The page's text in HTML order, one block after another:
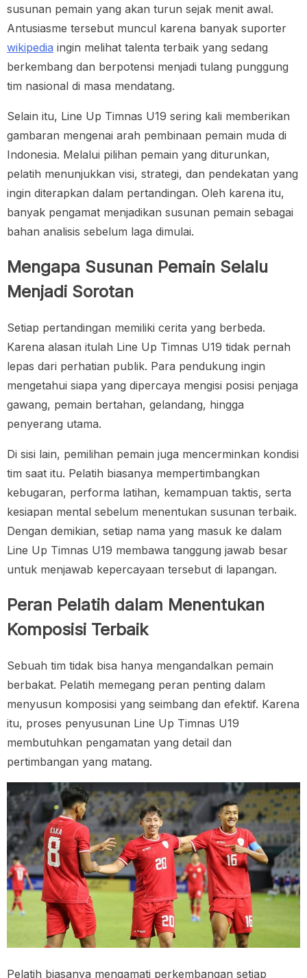
susunan pemain yang akan turun sejak menit awal.
Antusiasme tersebut muncul karena banyak suporter
wikipedia ingin melihat talenta terbaik yang sedang
berkembang dan berpotensi menjadi tulang punggung
tim nasional di masa mendatang.
Selain itu, Line Up Timnas U19 sering kali memberikan
gambaran mengenai arah pembinaan pemain muda di
Indonesia. Melalui pilihan pemain yang diturunkan,
pelatih menunjukkan visi, strategi, dan pendekatan yang
ingin diterapkan dalam pertandingan. Oleh karena itu,
banyak pengamat menjadikan susunan pemain sebagai
bahan analisis sebelum laga dimulai.
Mengapa Susunan Pemain Selalu
Menjadi Sorotan
Setiap pertandingan memiliki cerita yang berbeda.
Karena alasan itulah Line Up Timnas U19 tidak pernah
lepas dari perhatian publik. Para pendukung ingin
mengetahui siapa yang dipercaya mengisi posisi penjaga
gawang, pemain bertahan, gelandang, hingga
penyerang utama.
Di sisi lain, pemilihan pemain juga mencerminkan kondisi
tim saat itu. Pelatih biasanya mempertimbangkan
kebugaran, performa latihan, kemampuan taktis, serta
kesiapan mental sebelum menentukan susunan terbaik.
Dengan demikian, setiap nama yang masuk ke dalam
Line Up Timnas U19 membawa tanggung jawab besar
untuk menjawab kepercayaan tersebut di lapangan.
Peran Pelatih dalam Menentukan
Komposisi Terbaik
Sebuah tim tidak bisa hanya mengandalkan pemain
berbakat. Pelatih memegang peran penting dalam
menyusun komposisi yang seimbang dan efektif. Karena
itu, proses penyusunan Line Up Timnas U19
membutuhkan pengamatan yang detail dan
pertimbangan yang matang.
Pelatih biasanya mengamati perkembangan setiap